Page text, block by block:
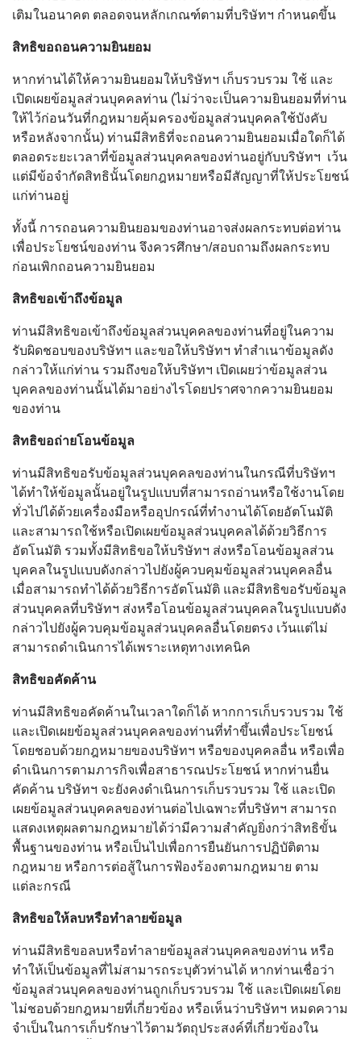
เติมในอนาคต ตลอดจนหลักเกณฑ์ตามที่บริษัทฯ กำหนดขึ้น
สิทธิขอถอนความยินยอม
หากท่านได้ให้ความยินยอมให้บริษัทฯ เก็บรวบรวม ใช้ และ
เปิดเผยข้อมูลส่วนบุคคลท่าน (ไม่ว่าจะเป็นความยินยอมที่ท่าน
ให้ไว้ก่อนวันที่กฎหมายคุ้มครองข้อมูลส่วนบุคคลใช้บังคับ
หรือหลังจากนั้น) ท่านมีสิทธิที่จะถอนความยินยอมเมื่อใดก็ได้
ตลอดระยะเวลาที่ข้อมูลส่วนบุคคลของท่านอยู่กับบริษัทฯ เว้น
แต่มีข้อจำกัดสิทธินั้นโดยกฎหมายหรือมีสัญญาที่ให้ประโยชน์
แก่ท่านอยู่
ทั้งนี้ การถอนความยินยอมของท่านอาจส่งผลกระทบต่อท่าน
เพื่อประโยชน์ของท่าน จึงควรศึกษา/สอบถามถึงผลกระทบ
ก่อนเพิกถอนความยินยอม
สิทธิขอเข้าถึงข้อมูล
ท่านมีสิทธิขอเข้าถึงข้อมูลส่วนบุคคลของท่านที่อยู่ในความ
รับผิดชอบของบริษัทฯ และขอให้บริษัทฯ ทำสำเนาข้อมูลดัง
กล่าวให้แก่ท่าน รวมถึงขอให้บริษัทฯ เปิดเผยว่าข้อมูลส่วน
บุคคลของท่านนั้นได้มาอย่างไรโดยปราศจากความยินยอม
ของท่าน
สิทธิขอถ่ายโอนข้อมูล
ท่านมีสิทธิขอรับข้อมูลส่วนบุคคลของท่านในกรณีที่บริษัทฯ
ได้ทำให้ข้อมูลนั้นอยู่ในรูปแบบที่สามารถอ่านหรือใช้งานโดย
ทั่วไปได้ด้วยเครื่องมือหรืออุปกรณ์ที่ทำงานได้โดยอัตโนมัติ
และสามารถใช้หรือเปิดเผยข้อมูลส่วนบุคคลได้ด้วยวิธีการ
อัตโนมัติ รวมทั้งมีสิทธิขอให้บริษัทฯ ส่งหรือโอนข้อมูลส่วน
บุคคลในรูปแบบดังกล่าวไปยังผู้ควบคุมข้อมูลส่วนบุคคลอื่น
เมื่อสามารถทำได้ด้วยวิธีการอัตโนมัติ และมีสิทธิขอรับข้อมูล
ส่วนบุคคลที่บริษัทฯ ส่งหรือโอนข้อมูลส่วนบุคคลในรูปแบบดัง
กล่าวไปยังผู้ควบคุมข้อมูลส่วนบุคคลอื่นโดยตรง เว้นแต่ไม่
สามารถดำเนินการได้เพราะเหตุทางเทคนิค
สิทธิขอคัดค้าน
ท่านมีสิทธิขอคัดค้านในเวลาใดก็ได้ หากการเก็บรวบรวม ใช้
และเปิดเผยข้อมูลส่วนบุคคลของท่านที่ทำขึ้นเพื่อประโยชน์
โดยชอบด้วยกฎหมายของบริษัทฯ หรือของบุคคลอื่น หรือเพื่อ
ดำเนินการตามภารกิจเพื่อสาธารณประโยชน์ หากท่านยื่น
คัดค้าน บริษัทฯ จะยังคงดำเนินการเก็บรวบรวม ใช้ และเปิด
เผยข้อมูลส่วนบุคคลของท่านต่อไปเฉพาะที่บริษัทฯ สามารถ
แสดงเหตุผลตามกฎหมายได้ว่ามีความสำคัญยิ่งกว่าสิทธิขั้น
พื้นฐานของท่าน หรือเป็นไปเพื่อการยืนยันการปฏิบัติตาม
กฎหมาย หรือการต่อสู้ในการฟ้องร้องตามกฎหมาย ตาม
แต่ละกรณี
สิทธิขอให้ลบหรือทำลายข้อมูล
ท่านมีสิทธิขอลบหรือทำลายข้อมูลส่วนบุคคลของท่าน หรือ
ทำให้เป็นข้อมูลที่ไม่สามารถระบุตัวท่านได้ หากท่านเชื่อว่า
ข้อมูลส่วนบุคคลของท่านถูกเก็บรวบรวม ใช้ และเปิดเผยโดย
ไม่ชอบด้วยกฎหมายที่เกี่ยวข้อง หรือเห็นว่าบริษัทฯ หมดความ
จำเป็นในการเก็บรักษาไว้ตามวัตถุประสงค์ที่เกี่ยวข้องใน